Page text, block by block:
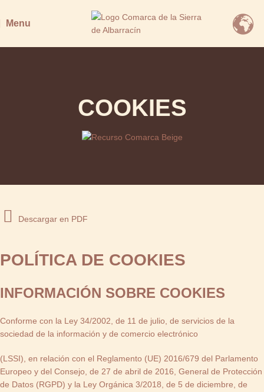
Menu
COOKIES
Descargar en PDF
POLÍTICA DE COOKIES
INFORMACIÓN SOBRE COOKIES
Conforme con la Ley 34/2002, de 11 de julio, de servicios de la
sociedad de la información y de comercio electrónico
(LSSI), en relación con el Reglamento (UE) 2016/679 del Parlamento
Europeo y del Consejo, de 27 de abril de 2016, General de Protección
de Datos (RGPD) y la Ley Orgánica 3/2018, de 5 de diciembre, de